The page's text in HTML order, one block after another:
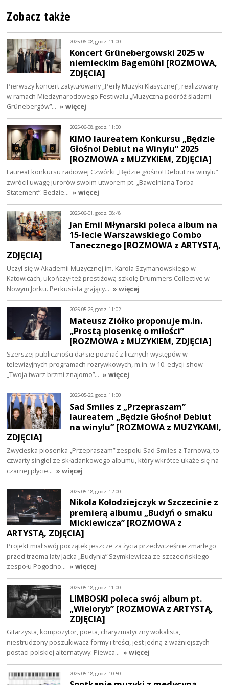
Zobacz także
2025-06-08, godz. 11:00
Koncert Grünebergowski 2025 w
niemieckim Bagemühl [ROZMOWA,
ZDJĘCIA]
Pierwszy koncert zatytułowany „Perły Muzyki Klasycznej”, realizowany
w ramach Międzynarodowego Festiwalu „Muzyczna podróż śladami
Grünebergów”… » więcej
2025-06-08, godz. 11:00
KIMO laureatem Konkursu „Będzie
Głośno! Debiut na Winylu” 2025
[ROZMOWA z MUZYKIEM, ZDJĘCIA]
Laureat konkursu radiowej Czwórki „Będzie głośno! Debiut na winylu”
zwrócił uwagę jurorów swoim utworem pt. „Bawełniana Torba
Statement”. Będzie… » więcej
2025-06-01, godz. 08:48
Jan Emil Młynarski poleca album na
15-lecie Warszawskiego Combo
Tanecznego [ROZMOWA z ARTYSTĄ,
ZDJĘCIA]
Uczył się w Akademii Muzycznej im. Karola Szymanowskiego w
Katowicach, ukończył też prestiżową szkołę Drummers Collective w
Nowym Jorku. Perkusista grający… » więcej
2025-05-25, godz. 11:02
Mateusz Ziółko proponuje m.in.
„Prostą piosenkę o miłości”
[ROZMOWA z MUZYKIEM, ZDJĘCIA]
Szerszej publiczności dał się poznać z licznych występów w
telewizyjnych programach rozrywkowych, m.in. w 10. edycji show
„Twoja twarz brzmi znajomo”… » więcej
2025-05-25, godz. 11:00
Sad Smiles z „Przepraszam”
laureatem „Będzie Głośno! Debiut
na winylu” [ROZMOWA z MUZYKAMI,
ZDJĘCIA]
Zwycięska piosenka „Przepraszam” zespołu Sad Smiles z Tarnowa, to
czwarty singiel ze składankowego albumu, który wkrótce ukaże się na
czarnej płycie… » więcej
2025-05-18, godz. 12:00
Nikola Kołodziejczyk w Szczecinie z
premierą albumu „Budyń o smaku
Mickiewicza” [ROZMOWA z
ARTYSTĄ, ZDJĘCIA]
Projekt miał swój początek jeszcze za życia przedwcześnie zmarłego
przed trzema laty Jacka „Budynia” Szymkiewicza ze szczecińskiego
zespołu Pogodno… » więcej
2025-05-18, godz. 11:00
LIMBOSKI poleca swój album pt.
„Wieloryb” [ROZMOWA z ARTYSTĄ,
ZDJĘCIA]
Gitarzysta, kompozytor, poeta, charyzmatyczny wokalista,
niestrudzony poszukiwacz formy i treści, jest jedną z ważniejszych
postaci polskiej alternatywy. Piewca… » więcej
2025-05-18, godz. 10:50